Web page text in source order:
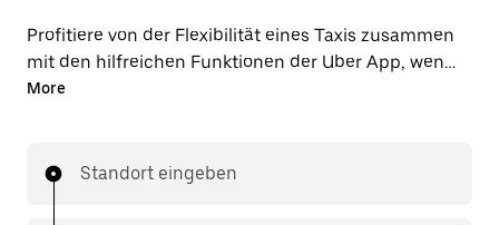
Profitiere von der Flexibilität eines Taxis zusammen
mit den hilfreichen Funktionen der Uber App, wenn
du Fahrten über die Uber App in Fischamend
bestellen und dir günstige Vorab-Fixpreise für jede
More
Standort eingeben